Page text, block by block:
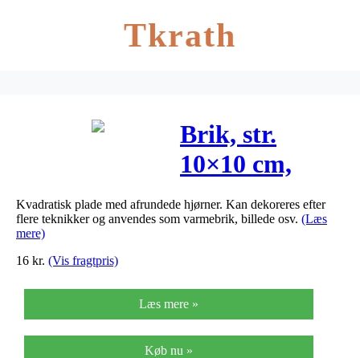
Tkrath
Brik, str.
10×10 cm,
tykkelse 3
mm, MDF,
Kvadratisk plade med afrundede hjørner. Kan dekoreres efter
flere teknikker og anvendes som varmebrik, billede osv. (Læs
mere)
16 kr. (Vis fragtpris)
Læs mere »
Køb nu »